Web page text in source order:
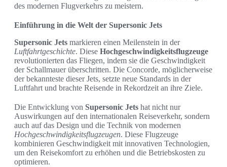
des modernen Flugverkehrs zu meistern.
Einführung in die Welt der Supersonic Jets
Supersonic Jets markieren einen Meilenstein in der
Luftfahrtgeschichte. Diese Hochgeschwindigkeitsflugzeuge
revolutionierten das Fliegen, indem sie die Geschwindigkeit
der Schallmauer überschritten. Die Concorde, möglicherweise
der bekannteste dieser Jets, setzte neue Standards in der
Luftfahrt und brachte Reisende in Rekordzeit an ihre Ziele.
Die Entwicklung von Supersonic Jets hat nicht nur
Auswirkungen auf den internationalen Reiseverkehr, sondern
auch auf das Design und die Technik von modernen
Hochgeschwindigkeitsflugzeugen. Diese Flugzeuge
kombinieren Geschwindigkeit mit innovativen Technologien,
um den Reisekomfort zu erhöhen und die Betriebskosten zu
optimieren.